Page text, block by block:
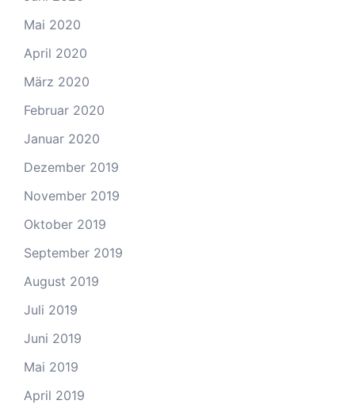
Mai 2020
April 2020
März 2020
Februar 2020
Januar 2020
Dezember 2019
November 2019
Oktober 2019
September 2019
August 2019
Juli 2019
Juni 2019
Mai 2019
April 2019